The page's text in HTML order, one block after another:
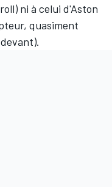
ni à celui d'Aston
quasiment